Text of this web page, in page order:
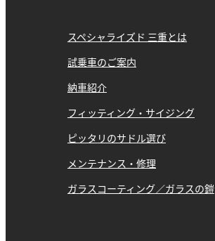
スペシャライズド 三重とは
試乗車のご案内
納車紹介
フィッティング・サイジング
ピッタリのサドル選び
メンテナンス・修理
ガラスコーティング／ガラスの鎧